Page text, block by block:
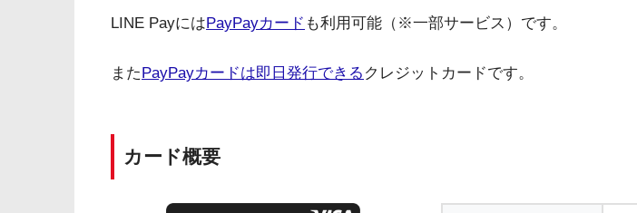
LINE PayにはPayPayカード も利用可能（※一部サービス）です。
またPayPayカードは即日発行できる クレジットカードです。
カード概要